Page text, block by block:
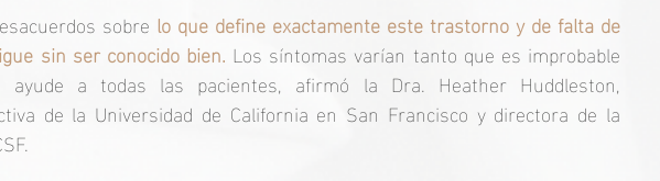
sobre lo que define exactamente este trastorno y de falta de
sin ser conocido bien. Los síntomas varían tanto que es improbable
a todas las pacientes, afirmó la Dra. Heather Huddleston,
de la Universidad de California en San Francisco y directora de la